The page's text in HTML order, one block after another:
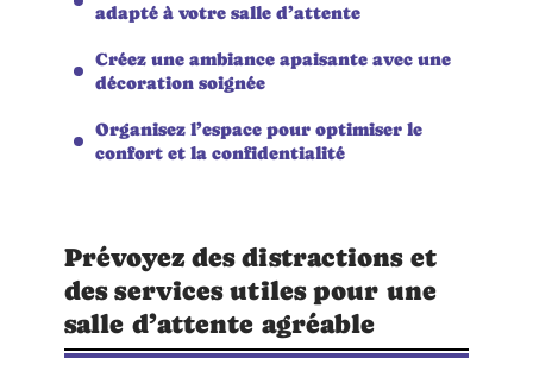
adapté à votre salle d’attente
Créez une ambiance apaisante avec une
décoration soignée
Organisez l’espace pour optimiser le
confort et la confidentialité
Prévoyez des distractions et
des services utiles pour une
salle d’attente agréable